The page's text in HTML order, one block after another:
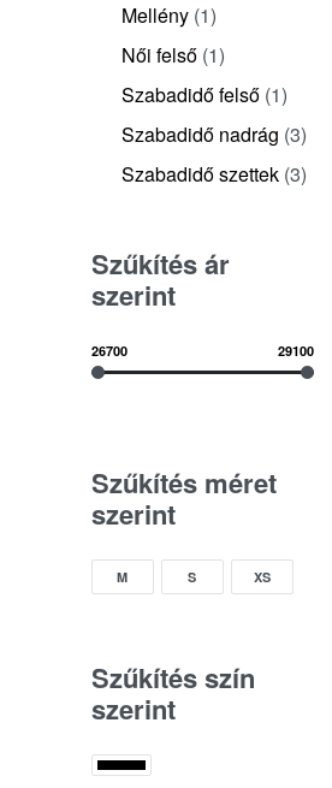
Mellény (1)
Női felső (1)
Szabadidő felső (1)
Szabadidő nadrág (3)
Szabadidő szettek (3)
Szűkítés ár
szerint
26700 29100
Szűkítés méret
szerint
M S XS
Szűkítés szín
szerint